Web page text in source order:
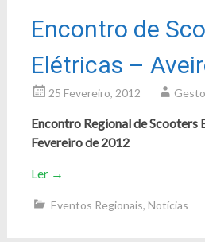
Encontro de
Elétricas –
25 Fevereiro, 2012
Encontro Regional de Scooters
Fevereiro de 2012
Ler →
Eventos Regionais, Notícias